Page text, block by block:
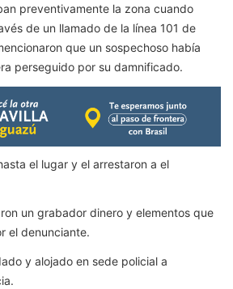
preventivamente la zona cuando
de un llamado de la línea 101 de
que un sospechoso había
perseguido por su damnificado.
el lugar y el arrestaron a el
un grabador dinero y elementos que
el denunciante.
y alojado en sede policial a